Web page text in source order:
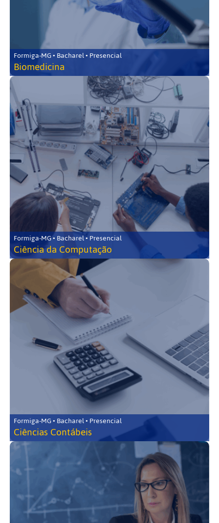
Formiga-MG • Bacharel • Presencial
Biomedicina
Formiga-MG • Bacharel • Presencial
Ciência da Computação
Formiga-MG • Bacharel • Presencial
Ciências Contábeis